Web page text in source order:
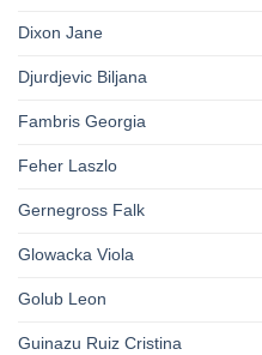
Dixon Jane
Djurdjevic Biljana
Fambris Georgia
Feher Laszlo
Gernegross Falk
Glowacka Viola
Golub Leon
Guinazu Ruiz Cristina